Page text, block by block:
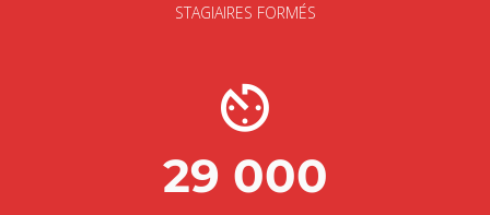
STAGIAIRES FORMÉS
29 000